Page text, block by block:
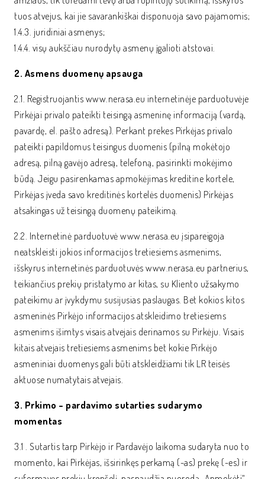
tuos atvejus, kai jie savarankiškai disponuoja savo pajamomis;
1.4.3. juridiniai asmenys;
1.4.4. visų aukščiau nurodytų asmenų įgalioti atstovai.
2. Asmens duomenų apsauga
2.1. Registruojantis www.nerasa.eu internetinėje parduotuvėje
Pirkėjai privalo pateikti teisingą asmeninę informaciją (vardą,
pavardę, el. pašto adresą). Perkant prekes Pirkėjas privalo
pateikti papildomus teisingus duomenis (pilną mokėtojo
adresą, pilną gavėjo adresą, telefoną, pasirinkti mokėjimo
būdą. Jeigu pasirenkamas apmokėjimas kreditine kortele,
Pirkėjas įveda savo kreditinės kortelės duomenis) Pirkėjas
atsakingas už teisingą duomenų pateikimą.
2.2. Internetinė parduotuvė www.nerasa.eu įsipareigoja
neatskleisti jokios informacijos tretiesiems asmenims,
išskyrus internetinės parduotuvės www.nerasa.eu partnerius,
teikiančius prekių pristatymo ar kitas, su Kliento užsakymo
pateikimu ar įvykdymu susijusias paslaugas. Bet kokios kitos
asmeninės Pirkėjo informacijos atskleidimo tretiesiems
asmenims išimtys visais atvejais derinamos su Pirkėju. Visais
kitais atvejais tretiesiems asmenims bet kokie Pirkėjo
asmeniniai duomenys gali būti atskleidžiami tik LR teisės
aktuose numatytais atvejais.
3. Prkimo – pardavimo sutarties sudarymo
momentas
3.1 . Sutartis tarp Pirkėjo ir Pardavėjo laikoma sudaryta nuo to
momento, kai Pirkėjas, išsirinkęs perkamą (-as) prekę (-es) ir